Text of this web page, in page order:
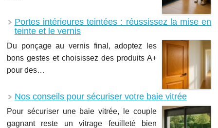
Portes intérieures teintées : réussissez la mise en
teinte et le vernis
Du ponçage au vernis final, adoptez les
bons gestes et choisissez des produits A+
pour des…
Nos conseils pour sécuriser votre baie vitrée
Pour sécuriser une baie vitrée, le couple
gagnant reste un vitrage feuilleté bien